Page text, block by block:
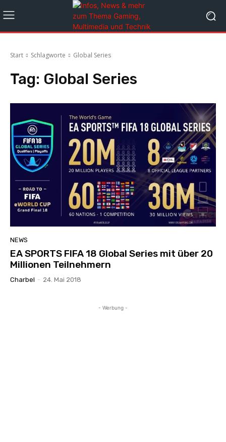
Start Schlagworte Global Series
Tag: Global Series
NEWS
EA SPORTS FIFA 18 Global Series mit über 20
Millionen Teilnehmern
Charbel - 24. Mai 2018
- Werbung -